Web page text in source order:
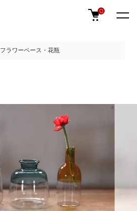
0
フラワーベース・花瓶